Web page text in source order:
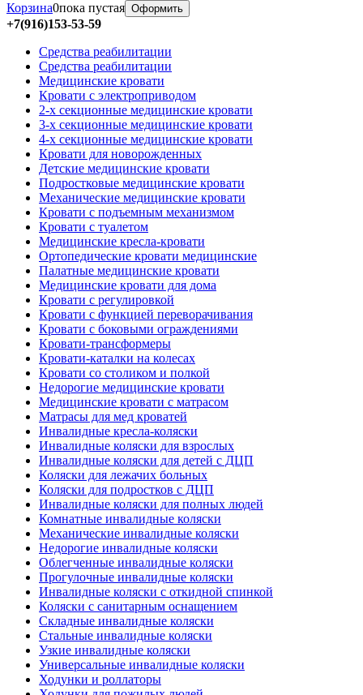
Корзина0пока пустая Оформить
+7(916)153-53-59
Средства реабилитации
Средства реабилитации
Медицинские кровати
Кровати с электроприводом
2-х секционные медицинские кровати
3-х секционные медицинские кровати
4-х секционные медицинские кровати
Кровати для новорожденных
Детские медицинские кровати
Подростковые медицинские кровати
Механические медицинские кровати
Кровати с подъемным механизмом
Кровати с туалетом
Медицинские крeсла-кровати
Ортопедические кровати медицинские
Палатные медицинские кровати
Медицинские кровати для дома
Кровати с регулировкой
Кровати с функцией переворачивания
Кровати с боковыми ограждениями
Кровати-трансформеры
Кровати-каталки на колесах
Кровати со столиком и полкой
Недорогие медицинские кровати
Медицинские кровати с матрасом
Матрасы для мед кроватей
Инвалидные кресла-коляски
Инвалидные коляски для взрослых
Инвалидные коляски для детей с ДЦП
Коляски для лежачих больных
Коляски для подростков с ДЦП
Инвалидные коляски для полных людей
Комнатные инвалидные коляски
Механические инвалидные коляски
Недорогие инвалидные коляски
Облегченные инвалидные коляски
Прогулочные инвалидные коляски
Инвалидные коляски с откидной спинкой
Коляски с санитарным оснащением
Складные инвалидные коляски
Стальные инвалидные коляски
Узкие инвалидные коляски
Универсальные инвалидные коляски
Ходунки и роллаторы